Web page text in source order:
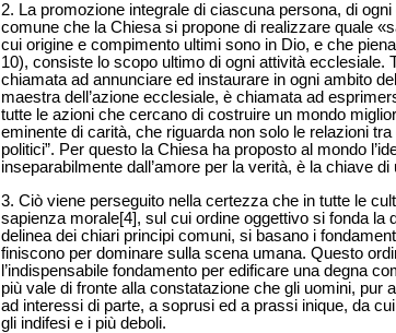
2. La promozione integrale di ciascuna persona, di
comune che la Chiesa si propone di realizzare quale
cui origine e compimento ultimi sono in Dio, e che
10), consiste lo scopo ultimo di ogni attività ecclesiale.
chiamata ad annunciare ed instaurare in ogni ambito
maestra dell’azione ecclesiale, è chiamata ad
tutte le azioni che cercano di costruire un mondo
eminente di carità, che riguarda non solo le relazioni
politici”. Per questo la Chiesa ha proposto al mondo
inseparabilmente dall’amore per la verità, è la chiave
3. Ciò viene perseguito nella certezza che in tutte le
sapienza morale[4], sul cui ordine oggettivo si fonda la
delinea dei chiari principi comuni, si basano i
finiscono per dominare sulla scena umana. Questo
l’indispensabile fondamento per edificare una degna
più vale di fronte alla constatazione che gli uomini,
ad interessi di parte, a soprusi ed a prassi inique, da
gli indifesi e i più deboli.